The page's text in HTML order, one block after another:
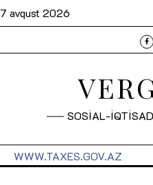
7 avqust 2026
SOSİAL-
WWW.TAXES.GOV.AZ